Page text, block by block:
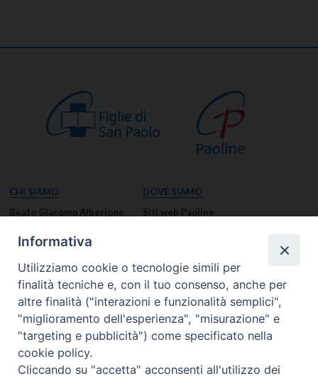
CHI SIAMO
Beato Giacomo Alberione
Missione Paolina
Luoghi delle Origini
Governo Generale
Famiglia Paolina
DOVE SIAMO
Siti web Paoline
Notizie dal governo generale
Notizie in breve
RISORSE
Preghiere
Bollettino – PaolineOnline
Informativa
Utilizziamo cookie o tecnologie simili per
finalità tecniche e, con il tuo consenso, anche per
altre finalità ("interazioni e funzionalità semplici",
"miglioramento dell'esperienza", "misurazione" e
"targeting e pubblicità") come specificato nella
cookie policy.
Cliccando su "accetta" acconsenti all'utilizzo dei